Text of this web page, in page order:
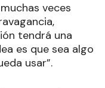
veces
tendrá una
es que sea algo
usar”.